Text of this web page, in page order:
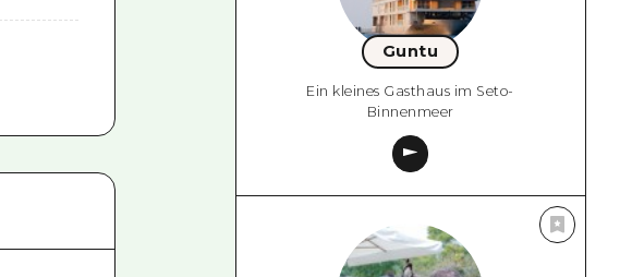
Guntu
Ein kleines Gasthaus im Seto-
Binnenmeer